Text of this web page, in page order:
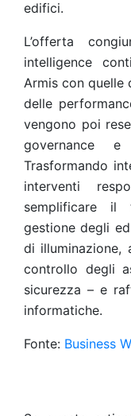
edifici.
L’offerta
intelligence
Armis con quelle
delle
vengono poi
governance e
Trasformando
interventi
semplificare il
gestione degli
di
controllo degli
sicurezza – e
informatiche.
Fonte: Business